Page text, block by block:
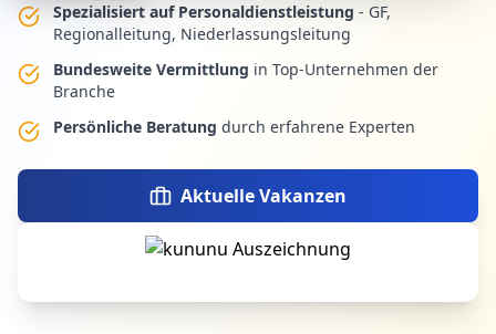
Spezialisiert auf Personaldienstleistung - GF,
Regionalleitung, Niederlassungsleitung
Bundesweite Vermittlung in Top-Unternehmen der
Branche
Persönliche Beratung durch erfahrene Experten
Aktuelle Vakanzen